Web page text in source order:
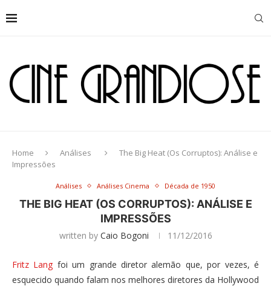
Home Análises
The Big Heat (Os Corruptos): Análise e
Impressões
Análises Análises Cinema Década de 1950
THE BIG HEAT (OS CORRUPTOS): ANÁLISE E
IMPRESSÕES
written by Caio Bogoni 11/12/2016
Fritz Lang foi um grande diretor alemão que, por vezes, é
esquecido quando falam nos melhores diretores da Hollywood